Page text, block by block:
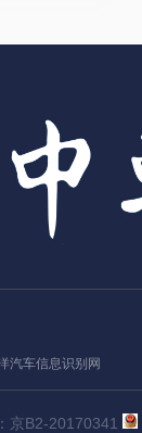
汽车信息识别网
京B2-20170341